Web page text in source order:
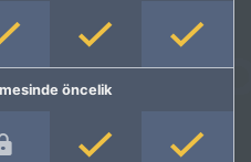
öncelik